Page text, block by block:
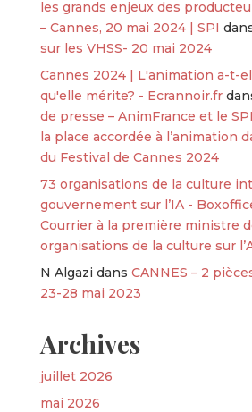
les grands enjeux des
– Cannes, 20 mai 2024 | SPI
sur les VHSS- 20 mai 2024
Cannes 2024 | L'animation a-t-
qu'elle mérite? - Ecrannoir.fr
de presse – AnimFrance et le
la place accordée à l’animation
du Festival de Cannes 2024
73 organisations de la culture
gouvernement sur l’IA -
Courrier à la première ministre
organisations de la culture sur
N Algazi dans CANNES – 2
23-28 mai 2023
Archives
juillet 2026
mai 2026